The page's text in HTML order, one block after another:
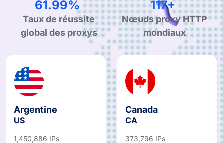
99.90%
Taux de réussite
global des proxys
190+
Nœuds proxy HTTP
mondiaux
Argentine
US
1,450,886 IPs
Canada
CA
373,796 IPs